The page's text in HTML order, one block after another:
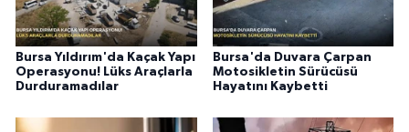
Bursa Yıldırım'da Kaçak Yapı
Operasyonu! Lüks Araçlarla
Durduramadılar
Bursa'da Duvara Çarpan
Motosikletin Sürücüsü
Hayatını Kaybetti